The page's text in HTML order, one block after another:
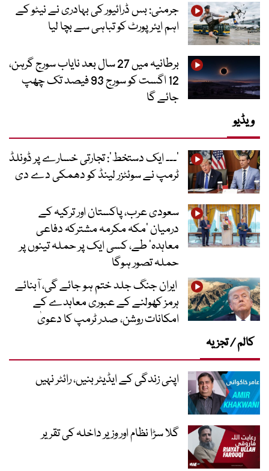
جرمنی: بس ڈرائیور کی بہادری نے نیٹو کے
اہم ایئرپورٹ کو تباہی سے بچا لیا
برطانیہ میں 27 سال بعد نایاب سورج گرہن،
12 اگست کو سورج 93 فیصد تک چھپ
جائے گا
ویڈیو
’۔۔۔ ایک دستخط‘: تجارتی خسارے پر ڈونلڈ
ٹرمپ نے سوئٹزر لینڈ کو دھمکی دے دی
سعودی عرب، پاکستان اور ترکیہ کے
درمیان ’مکہ مکرمہ مشترکہ دفاعی
معاہدہ‘ طے، کسی ایک پر حملہ تینوں پر
حملہ تصور ہوگا
ایران جنگ جلد ختم ہو جائے گی، آبنائے
ہرمز کھولنے کے عبوری معاہدے کے
امکانات روشن، صدر ٹرمپ کا دعویٰ
کالم / تجزیہ
اپنی زندگی کے ایڈیٹر بنیں، رائٹر نہیں
گلا سڑا نظام اور وزیر داخلہ کی تقریر